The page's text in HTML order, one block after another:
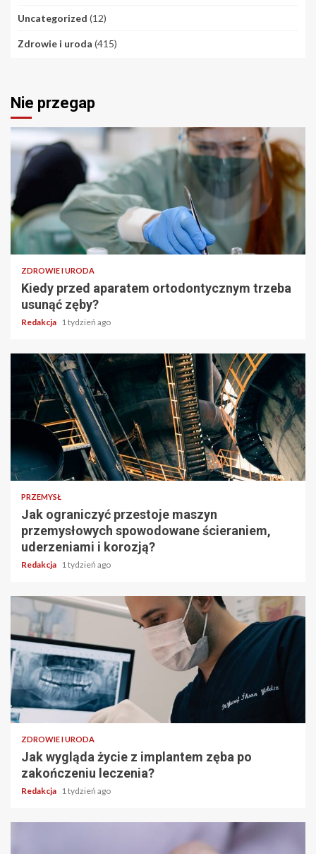
Uncategorized (12)
Zdrowie i uroda (415)
Nie przegap
ZDROWIE I URODA
Kiedy przed aparatem ortodontycznym trzeba
usunąć zęby?
Redakcja 1 tydzień ago
PRZEMYSŁ
Jak ograniczyć przestoje maszyn
przemysłowych spowodowane ścieraniem,
uderzeniami i korozją?
Redakcja 1 tydzień ago
ZDROWIE I URODA
Jak wygląda życie z implantem zęba po
zakończeniu leczenia?
Redakcja 1 tydzień ago